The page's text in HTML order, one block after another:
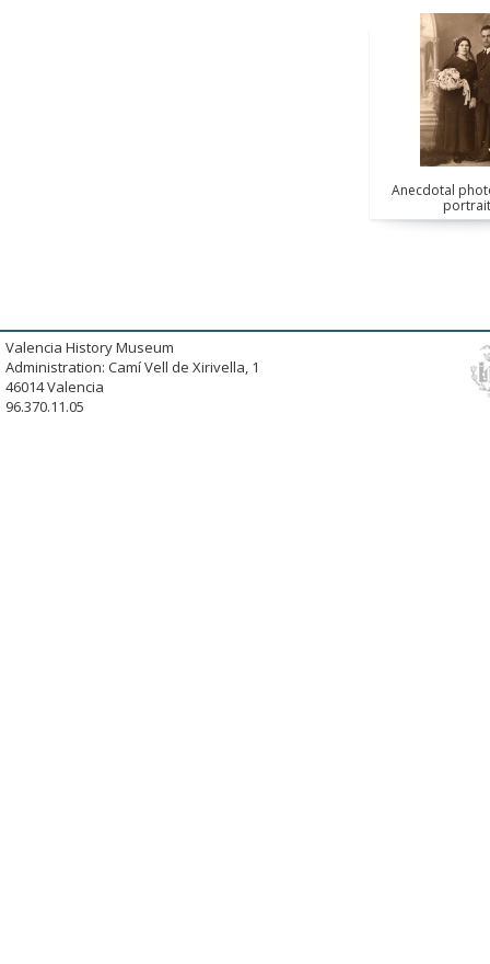
Anecdotal
Valencia History Museum
Administration: Camí Vell de Xirivella, 1
46014 Valencia
96.370.11.05